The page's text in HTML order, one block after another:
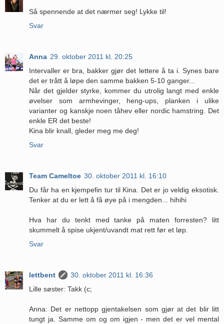
Så spennende at det nærmer seg! Lykke til!
Svar
Anna 29. oktober 2011 kl. 20:25
Intervaller er bra, bakker gjør det lettere å ta i. Synes bare
det er trått å løpe den samme bakken 5-10 ganger...
Når det gjelder styrke, kommer du utrolig langt med enkle
øvelser som armhevinger, heng-ups, planken i ulike
varianter og kanskje noen tåhev eller nordic hamstring. Det
enkle ER det beste!
Kina blir knall, gleder meg me deg!
Svar
Team Cameltoe 30. oktober 2011 kl. 16:10
Du får ha en kjempefin tur til Kina. Det er jo veldig eksotisk.
Tenker at du er lett å få øye på i mengden... hihihi
Hva har du tenkt med tanke på maten forresten? litt
skummelt å spise ukjent/uvandt mat rett før et løp.
Svar
lettbent
30. oktober 2011 kl. 16:36
Lille søster: Takk (c;
Anna: Det er nettopp gjentakelsen som gjør at det blir litt
tungt ja. Samme om og om igjen - men det er vel mental